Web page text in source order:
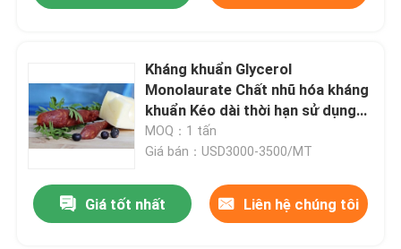
Kháng khuẩn Glycerol
Monolaurate Chất nhũ hóa kháng
khuẩn Kéo dài thời hạn sử dụng
cho xúc xích
MOQ：1 tấn
Giá bán：USD3000-3500/MT
Giá tốt nhất Liên hệ chúng tôi